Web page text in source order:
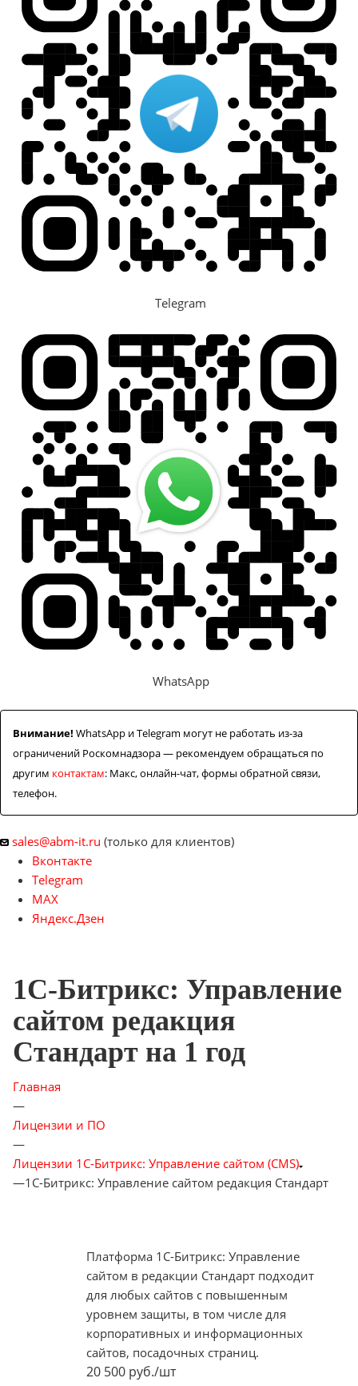
Telegram
WhatsApp
Внимание! WhatsApp и Telegram могут не работать из-за
ограничений Роскомнадзора — рекомендуем обращаться по
другим контактам: Макс, онлайн-чат, формы обратной связи,
телефон.
sales@abm-it.ru (только для клиентов)
Вконтакте
Telegram
MAX
Яндекс.Дзен
1С-Битрикс: Управление
сайтом редакция
Стандарт на 1 год
Главная
—
Лицензии и ПО
—
Лицензии 1С-Битрикс: Управление сайтом (CMS)
—1С-Битрикс: Управление сайтом редакция Стандарт
Платформа 1С-Битрикс: Управление
сайтом в редакции Стандарт подходит
для любых сайтов с повышенным
уровнем защиты, в том числе для
корпоративных и информационных
сайтов, посадочных страниц.
20 500руб./шт
Задать вопрос
Контакты